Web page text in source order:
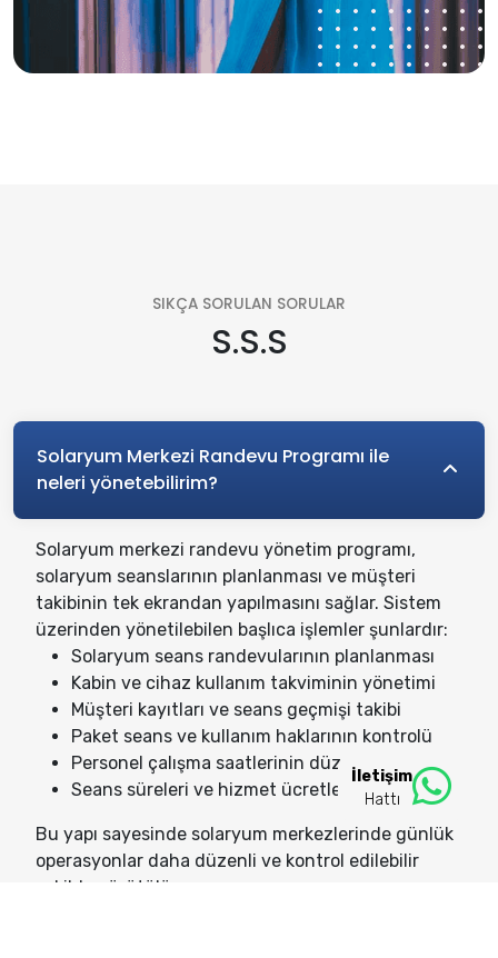
SIKÇA SORULAN SORULAR
S.S.S
Solaryum Merkezi Randevu Programı ile
neleri yönetebilirim?
Solaryum merkezi randevu yönetim programı,
solaryum seanslarının planlanması ve müşteri
takibinin tek ekrandan yapılmasını sağlar. Sistem
üzerinden yönetilebilen başlıca işlemler şunlardır:
Solaryum seans randevularının planlanması
Kabin ve cihaz kullanım takviminin yönetimi
Müşteri kayıtları ve seans geçmişi takibi
Paket seans ve kullanım haklarının kontrolü
Personel çalışma saatlerinin düzenlenmesi
Seans süreleri ve hizmet ücretlerinin takibi
Bu yapı sayesinde solaryum merkezlerinde günlük
operasyonlar daha düzenli ve kontrol edilebilir
şekilde yürütülür.
İletişim
Hattı